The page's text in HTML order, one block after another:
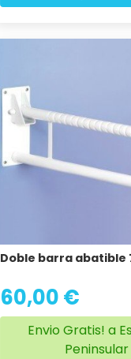
Doble barra abatible
60,00 €
Envio Gratis! a
Peninsular